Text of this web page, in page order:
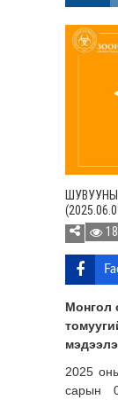
Монгол
2025
сарын